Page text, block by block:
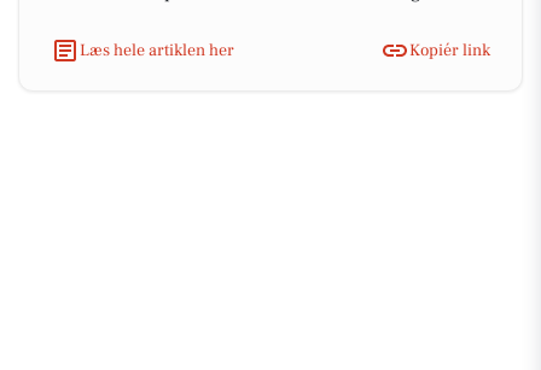
Læs hele artiklen her Kopiér link